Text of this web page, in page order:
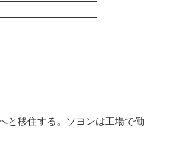
と移住する。ソヨンは工場で働